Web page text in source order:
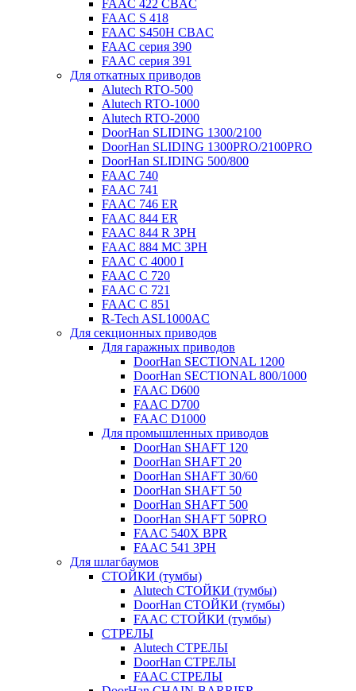
FAAC 422 CBAC
FAAC S 418
FAAC S450H CBAC
FAAC серия 390
FAAC серия 391
Для откатных приводов
Alutech RTO-500
Alutech RTO-1000
Alutech RTO-2000
DoorHan SLIDING 1300/2100
DoorHan SLIDING 1300PRO/2100PRO
DoorHan SLIDING 500/800
FAAC 740
FAAC 741
FAAC 746 ER
FAAC 844 ER
FAAC 844 R 3PH
FAAC 884 MC 3PH
FAAC C 4000 I
FAAC C 720
FAAC C 721
FAAC C 851
R-Tech ASL1000AC
Для секционных приводов
Для гаражных приводов
DoorHan SECTIONAL 1200
DoorHan SECTIONAL 800/1000
FAAC D600
FAAC D700
FAAC D1000
Для промышленных приводов
DoorHan SHAFT 120
DoorHan SHAFT 20
DoorHan SHAFT 30/60
DoorHan SHAFT 50
DoorHan SHAFT 500
DoorHan SHAFT 50PRO
FAAC 540X BPR
FAAC 541 3PH
Для шлагбаумов
СТОЙКИ (тумбы)
Alutech СТОЙКИ (тумбы)
DoorHan СТОЙКИ (тумбы)
FAAC СТОЙКИ (тумбы)
СТРЕЛЫ
Alutech СТРЕЛЫ
DoorHan СТРЕЛЫ
FAAC СТРЕЛЫ